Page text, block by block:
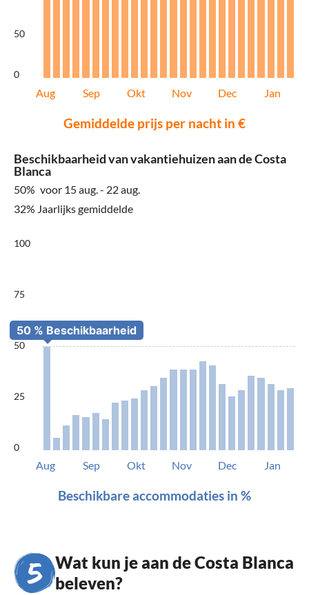
50
0
Aug Sep Okt Nov Dec Jan
Gemiddelde prijs per nacht in €
Beschikbaarheid van vakantiehuizen aan de Costa
Blanca
50% voor 15 aug. - 22 aug.
32% Jaarlijks gemiddelde
100
75
50
25
0
Aug Sep Okt Nov Dec Jan
Beschikbare accommodaties in %
Wat kun je aan de Costa Blanca
beleven?